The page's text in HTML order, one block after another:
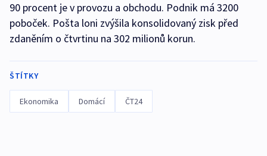
90 procent je v provozu a obchodu. Podnik má 3200
poboček. Pošta loni zvýšila konsolidovaný zisk před
zdaněním o čtvrtinu na 302 milionů korun.
ŠTÍTKY
Ekonomika Domácí ČT24